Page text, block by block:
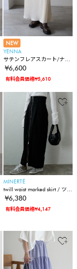
NEW
YENNA
サテンフレアスカート/ナロ
ースカート
¥6,600
有料会員価格¥5,610
MINERTÉ
twill waist marked skirt / ツイ
ルウエスト2wayスカート
¥6,380
有料会員価格¥4,147